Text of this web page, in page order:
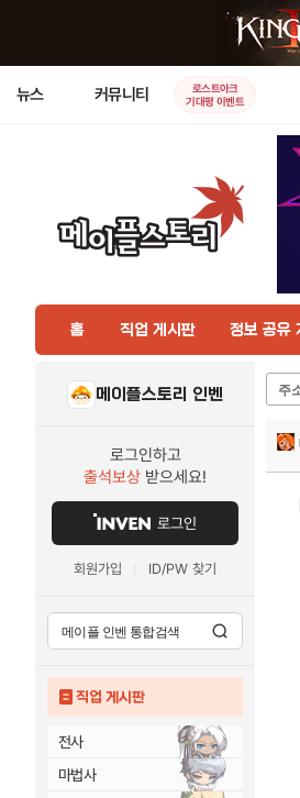
뉴스 커뮤니티
로스트아크
기대평 이벤트
홈 직업 게시판 정보 공유
메이플스토리 인벤
로그인하고
출석보상 받으세요!
로그인
회원가입 ID/PW 찾기
직업 게시판
전사
마법사
주